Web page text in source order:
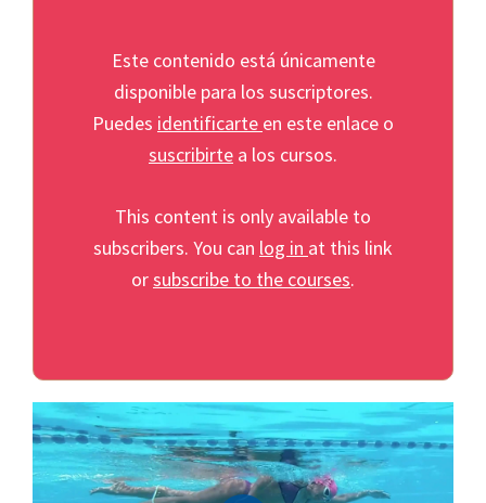
Este contenido está únicamente
disponible para los suscriptores.
Puedes identificarte en este enlace o
suscribirte a los cursos.
This content is only available to
subscribers. You can log in at this link
orsubscribe to the courses.